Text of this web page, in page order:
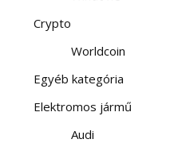
Crypto
Worldcoin
Egyéb kategória
Elektromos jármű
Audi